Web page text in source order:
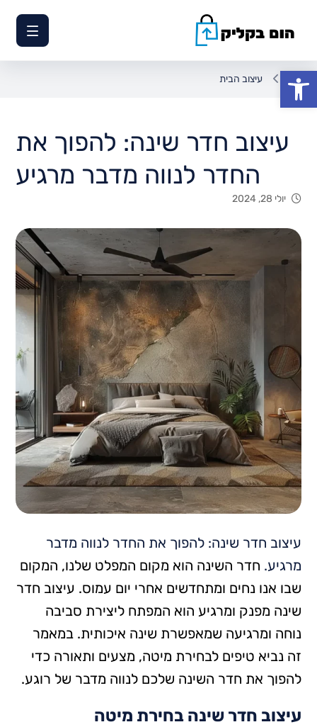
פתח סרגל נגישות
עיצוב הבית
עיצוב חדר שינה: להפוך את
החדר לנווה מדבר מרגיע
יולי 28, 2024
עיצוב חדר שינה: להפוך את החדר לנווה מדבר
מרגיע. חדר השינה הוא מקום המפלט שלנו, המקום
שבו אנו נחים ומתחדשים אחרי יום עמוס. עיצוב חדר
שינה מפנק ומרגיע הוא המפתח ליצירת סביבה
נוחה ומרגיעה שמאפשרת שינה איכותית. במאמר
זה נביא טיפים לבחירת מיטה, מצעים ותאורה כדי
להפוך את חדר השינה שלכם לנווה מדבר של רוגע.
עיצוב חדר שינה בחירת מיטה